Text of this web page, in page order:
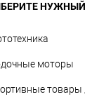
НУЖНЫЙ
моторы